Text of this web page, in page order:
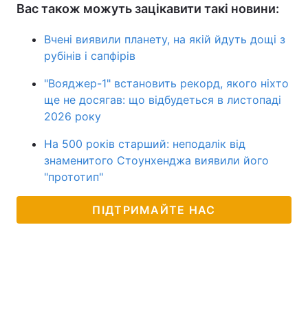
Вас також можуть зацікавити такі новини:
Вчені виявили планету, на якій йдуть дощі з
рубінів і сапфірів
"Вояджер-1" встановить рекорд, якого ніхто
ще не досягав: що відбудеться в листопаді
2026 року
На 500 років старший: неподалік від
знаменитого Стоунхенджа виявили його
"прототип"
ПІДТРИМАЙТЕ НАС